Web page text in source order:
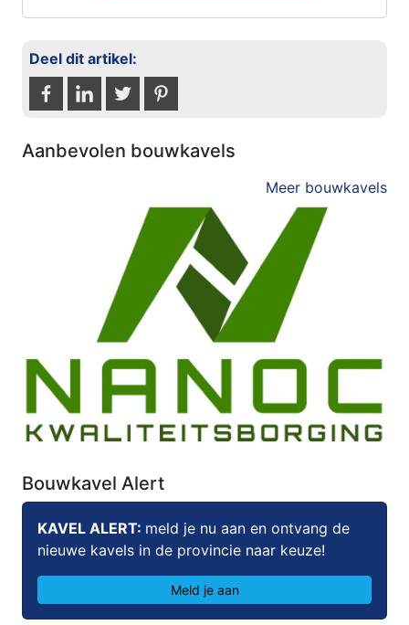
Deel dit artikel:
Aanbevolen bouwkavels
Meer bouwkavels
Bouwkavel Alert
KAVEL ALERT: meld je nu aan en ontvang de
nieuwe kavels in de provincie naar keuze!
Meld je aan